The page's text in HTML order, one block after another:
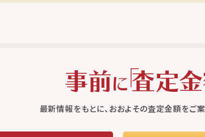
最新情報をもとに、おおよその査定金額をご